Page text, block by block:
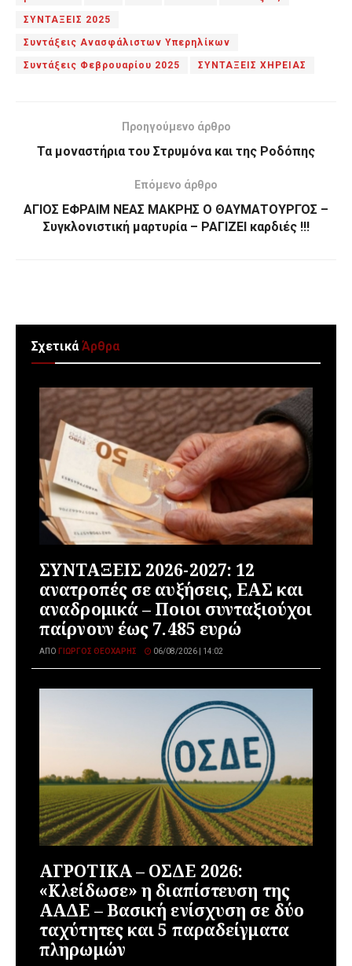
ΣΥΝΤΑΞΕΙΣ 2025
Συντάξεις Ανασφάλιστων Υπερηλίκων
Συντάξεις Φεβρουαρίου 2025 ΣΥΝΤΑΞΕΙΣ ΧΗΡΕΙΑΣ
Προηγούμενο άρθρο
Τα μοναστήρια του Στρυμόνα και της Ροδόπης
Επόμενο άρθρο
ΑΓΙΟΣ ΕΦΡΑΙΜ ΝΕΑΣ ΜΑΚΡΗΣ Ο ΘΑΥΜΑΤΟΥΡΓΟΣ –
Συγκλονιστική μαρτυρία – ΡΑΓΙΖΕΙ καρδιές !!!
ΣχετικάΆρθρα
ΣΥΝΤΑΞΕΙΣ 2026-2027: 12
ανατροπές σε αυξήσεις, ΕΑΣ και
αναδρομικά – Ποιοι συνταξιούχοι
παίρνουν έως 7.485 ευρώ
ΑΠΌ ΓΙΏΡΓΟΣ ΘΕΟΧΆΡΗΣ 06/08/2026 | 14:02
ΑΓΡΟΤΙΚΑ – ΟΣΔΕ 2026:
«Κλείδωσε» η διαπίστευση της
ΑΑΔΕ – Βασική ενίσχυση σε δύο
ταχύτητες και 5 παραδείγματα
πληρωμών